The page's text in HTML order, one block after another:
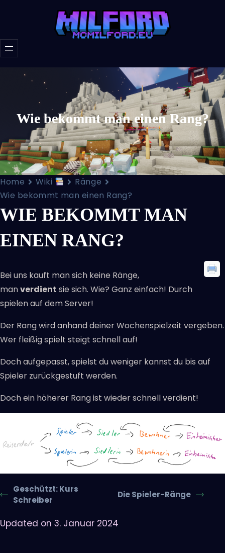
Wie bekommt man einen Rang?
Home Wiki
Ränge
Wie bekommt man einen Rang?
WIE BEKOMMT MAN
EINEN RANG?
Bei uns kauft man sich keine Ränge,
manverdient sie sich. Wie? Ganz einfach! Durch
spielen auf dem Server!
Der Rang wird anhand deiner Wochenspielzeit vergeben.
Wer fleißig spielt steigt schnell auf!
Doch aufgepasst, spielst du weniger kannst du bis auf
Spieler zurückgestuft werden.
Doch ein höherer Rang ist wieder schnell verdient!
Geschützt: Kurs
Schreiber
Die Spieler-Ränge
Updated on 3. Januar 2024